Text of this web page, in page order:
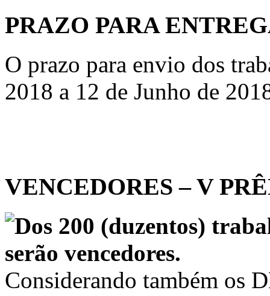
PRAZO PARA
O prazo para envio dos
2018 a 12 de Junho de
VENCEDORES – V
Dos 200 (duzentos)
serão vencedores.
Considerando também os